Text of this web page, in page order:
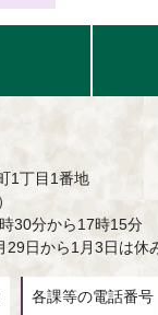
1丁目1番地
30分から17時15分
29日から1月3日は休
各課等の電話番号